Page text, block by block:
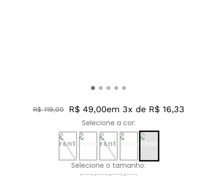
R$ 119,00 R$ 49,00em 3x de R$ 16,33